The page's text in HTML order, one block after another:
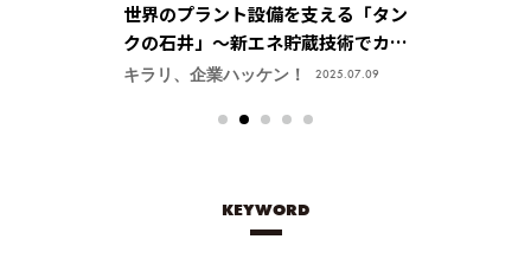
世界のプラント設備を支える「タン
クの石井」～新エネ貯蔵技術でカー
ボンニュートラル社会を実現【株式
キラリ、企業ハッケン！ 2025.07.09
KEYWORD